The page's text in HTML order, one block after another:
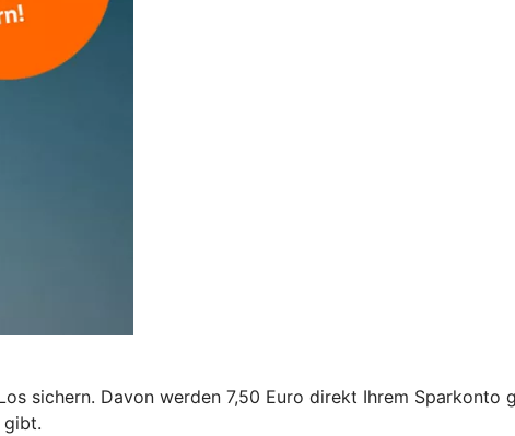
sichern. Davon werden 7,50 Euro direkt Ihrem
gibt.